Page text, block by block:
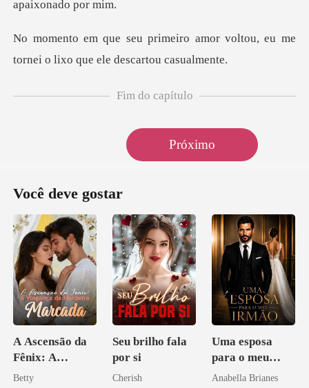
amor voltou, eu me
tornei o lix
Fim do capítulo
Próximo
Você deve gostar
A Ascensão da
Fênix: A
Vingança da
Betty
Seu brilho fala
por si
Cherish
Uma esposa
para o meu
irmão
Anabella Brianes